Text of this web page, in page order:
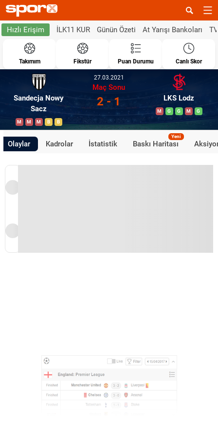
Hızlı Erişim İLK11 KUR Günün Özeti At Yarışı Bankoları
Takımım Fikstür Puan Durumu Canlı Skor
Sandecja Nowy
Sacz
M M M B B
27.03.2021
Maç Sonu
2 - 1 LKS Lodz
M G G M G
Olaylar Kadrolar İstatistik Baskı Haritası
Yeni